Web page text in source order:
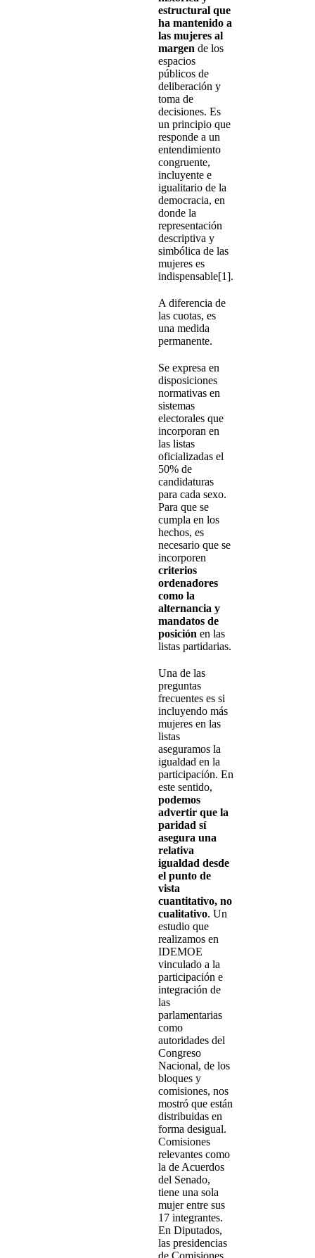
estructural que
ha mantenido a
las mujeres al
margen de los
espacios
públicos de
deliberación y
toma de
decisiones. Es
un principio que
responde a un
entendimiento
congruente,
incluyente e
igualitario de la
democracia, en
donde la
representación
descriptiva y
simbólica de las
mujeres es
indispensable[1].
A diferencia de
las cuotas, es
una medida
permanente.
Se expresa en
disposiciones
normativas en
sistemas
electorales que
incorporan en
las listas
oficializadas el
50% de
candidaturas
para cada sexo.
Para que se
cumpla en los
hechos, es
necesario que se
incorporen
criterios
ordenadores
como la
alternancia y
mandatos de
posición en las
listas partidarias.
Una de las
preguntas
frecuentes es si
incluyendo más
mujeres en las
listas
aseguramos la
igualdad en la
participación. En
este sentido,
podemos
advertir que la
paridad sí
asegura una
relativa
igualdad desde
el punto de
vista
cuantitativo, no
cualitativo. Un
estudio que
realizamos en
IDEMOE
vinculado a la
participación e
integración de
las
parlamentarias
como
autoridades del
Congreso
Nacional, de los
bloques y
comisiones, nos
mostró que están
distribuidas en
forma desigual.
Comisiones
relevantes como
la de Acuerdos
del Senado,
tiene una sola
mujer entre sus
17 integrantes.
En Diputados,
las presidencias
de Comisiones